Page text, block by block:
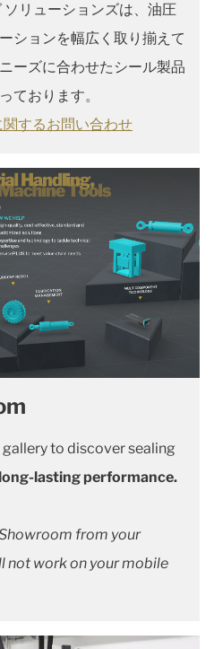
ソリューションズは、油圧
ションを幅広く取り揃えて
ーズに合わせたシール製品
ております。
するお問い合わせ
gallery to discover sealing
lasting performance.
from your
not work on your mobile